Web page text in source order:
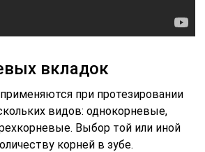
вкладок
при протезировании
видов: однокорневые,
Выбор той или иной
корней в зубе.